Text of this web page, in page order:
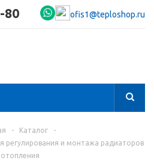
80 ofis1@teploshop.ru
- Каталог
-
регулирования и монтажа радиаторов
отопления